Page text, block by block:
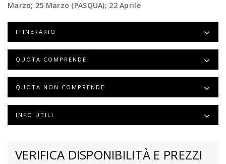
Marzo; 25 Marzo (PASQUA); 22 Aprile
ITINERARIO
QUOTA COMPRENDE
QUOTA NON COMPRENDE
INFO UTILI
VERIFICA DISPONIBILITÀ E PREZZI